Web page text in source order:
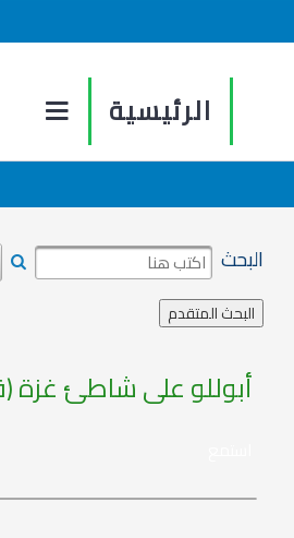
الرئيسية
البحث
أبوللو على شاطئ غزة